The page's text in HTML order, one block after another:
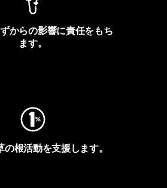
からの影響に責任をもち
ます。
の根活動を支援します。